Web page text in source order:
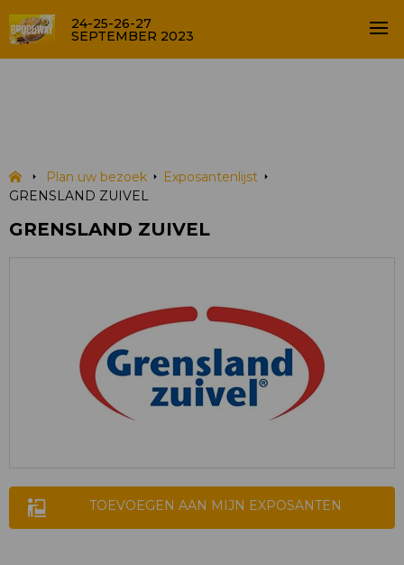
24-25-26-27
SEPTEMBER 2023
Plan uw bezoek
Exposantenlijst
GRENSLAND ZUIVEL
GRENSLAND ZUIVEL
TOEVOEGEN AAN MIJN EXPOSANTEN